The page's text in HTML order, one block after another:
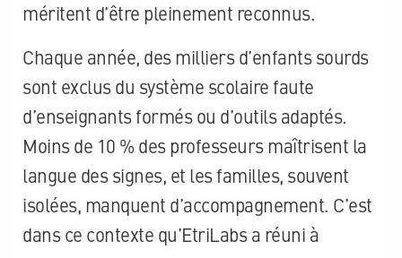
méritent d’être pleinement reconnus.
Chaque année, des milliers d’enfants sourds
sont exclus du système scolaire faute
d’enseignants formés ou d’outils adaptés.
Moins de 10 % des professeurs maîtrisent la
langue des signes, et les familles, souvent
isolées, manquent d’accompagnement. C’est
dans ce contexte qu’EtriLabs a réuni à